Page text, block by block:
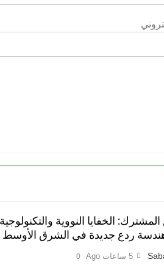
المشترك: الخفايا النووية والتكنولوجية
هندسة ردع جديدة في الشرق الأوسط
5 ساعات Ago 0